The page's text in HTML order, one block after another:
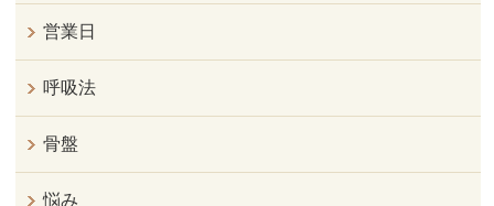
営業日
呼吸法
骨盤
悩み